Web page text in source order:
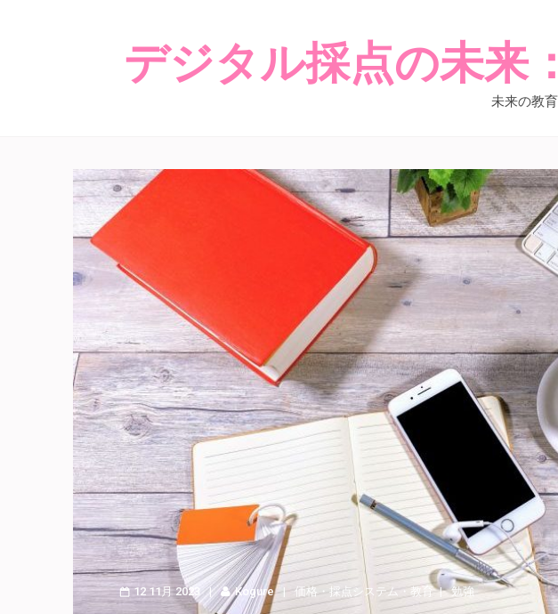
デジタル採点の未来
未来の教
12 11月 2023 Kogure 価格 ・ 採点システム ・ 教育 勉強